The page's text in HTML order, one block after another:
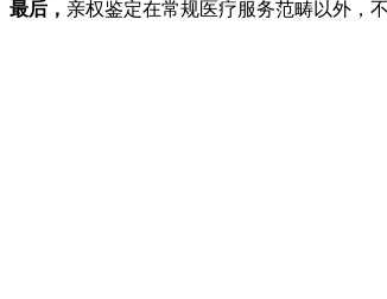
最后， 亲权鉴定在常规医疗服务范畴以外，